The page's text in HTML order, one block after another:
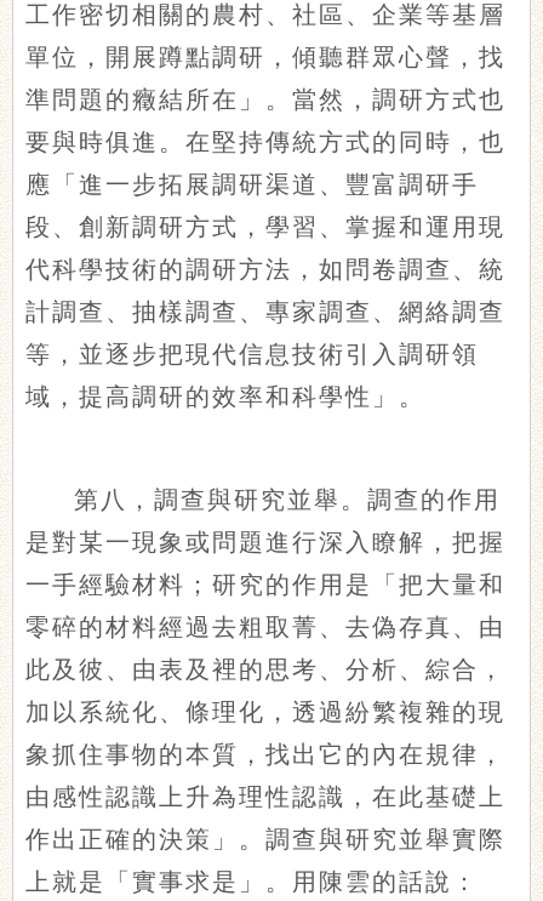
工作密切相關的農村、社區、企業等基層
單位，開展蹲點調研，傾聽群眾心聲，找
準問題的癥結所在」。當然，調研方式也
要與時俱進。在堅持傳統方式的同時，也
應「進一步拓展調研渠道、豐富調研手
段、創新調研方式，學習、掌握和運用現
代科學技術的調研方法，如問卷調查、統
計調查、抽樣調查、專家調查、網絡調查
等，並逐步把現代信息技術引入調研領
域，提高調研的效率和科學性」。
第八，調查與研究並舉。調查的作用
是對某一現象或問題進行深入瞭解，把握
一手經驗材料；研究的作用是「把大量和
零碎的材料經過去粗取菁、去偽存真、由
此及彼、由表及裡的思考、分析、綜合，
加以系統化、條理化，透過紛繁複雜的現
象抓住事物的本質，找出它的內在規律，
由感性認識上升為理性認識，在此基礎上
作出正確的決策」。調查與研究並舉實際
上就是「實事求是」。用陳雲的話說：